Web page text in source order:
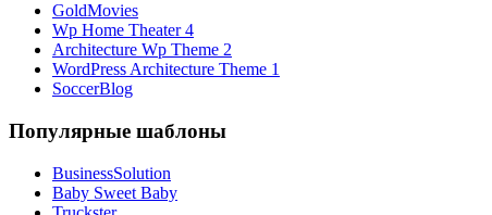
GoldMovies
Wp Home Theater 4
Architecture Wp Theme 2
WordPress Architecture Theme 1
SoccerBlog
Популярные шаблоны
BusinessSolution
Baby Sweet Baby